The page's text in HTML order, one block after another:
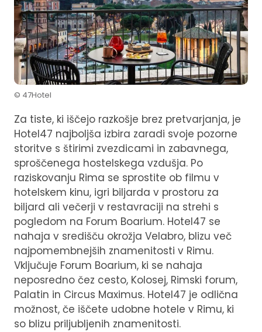
© 47Hotel
Za tiste, ki iščejo razkošje brez pretvarjanja, je
Hotel47 najboljša izbira zaradi svoje pozorne
storitve s štirimi zvezdicami in zabavnega,
sproščenega hostelskega vzdušja. Po
raziskovanju Rima se sprostite ob filmu v
hotelskem kinu, igri biljarda v prostoru za
biljard ali večerji v restavraciji na strehi s
pogledom na Forum Boarium. Hotel47 se
nahaja v središču okrožja Velabro, blizu več
najpomembnejših znamenitosti v Rimu.
Vključuje Forum Boarium, ki se nahaja
neposredno čez cesto, Kolosej, Rimski forum,
Palatin in Circus Maximus. Hotel47 je odlična
možnost, če iščete udobne hotele v Rimu, ki
so blizu priljubljenih znamenitosti.